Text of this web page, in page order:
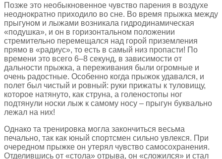
Позже это необыкновенное чувство парения в воздухе
неоднократно приходило во сне. Во время прыжка между
прыгуном и лыжами возникала гидродинамическая
«подушка», и он в горизонтальном положении
стремительно перемещался над горой приземления
прямо в «радиус», то есть в самый низ пропасти! По
времени это всего 6–8 секунд, в зависимости от
дальности прыжка, а переживания были огромные и
очень радостные. Особенно когда прыжок удавался, и
полет был чистый и ровный: руки прижаты к туловищу,
которое натянуто, как струна, а голеностопы ног
подтянули носки лыж к самому носу – прыгун буквально
лежал на них!
Однако та тренировка могла закончиться весьма
печально, так как юный спортсмен сильно увлекся. При
очередном прыжке он утерял чувство самосохранения.
Отделившись от «стола» отрыва, он «сложился» и стал